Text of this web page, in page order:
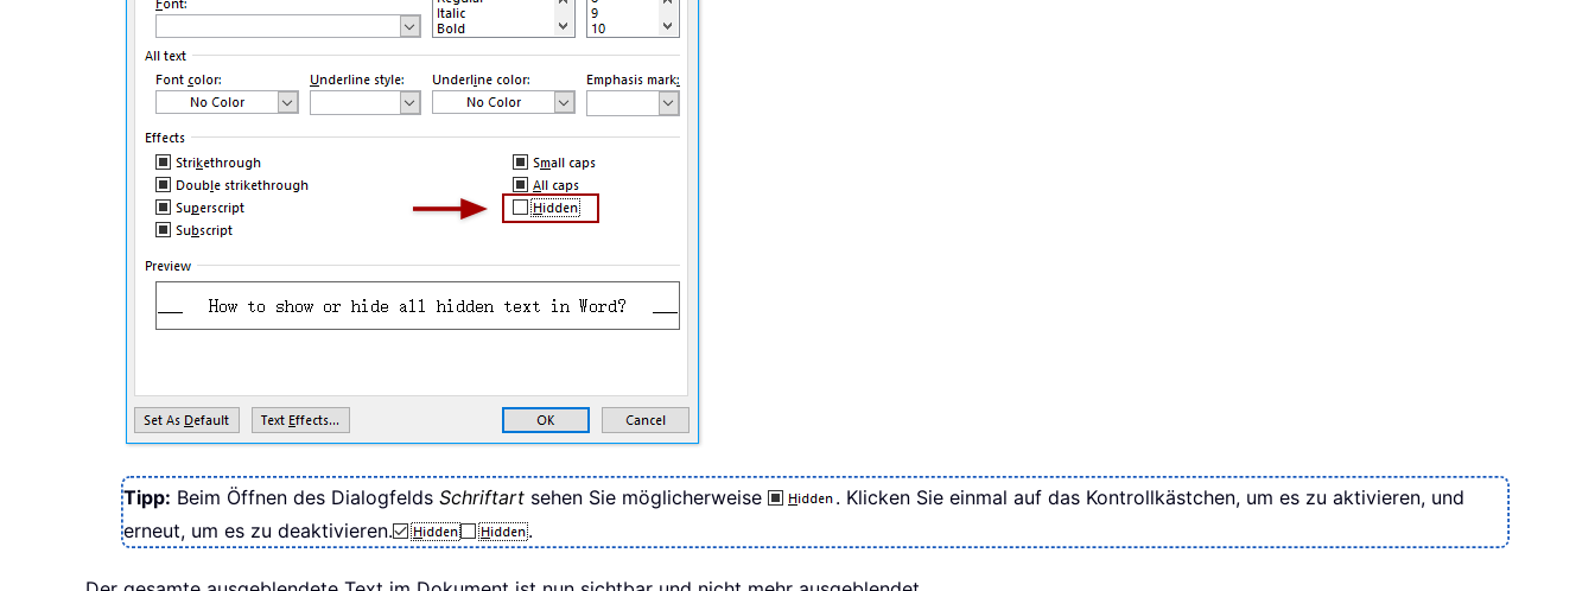
Tipp: Beim Öffnen des Dialogfelds Schriftartsehen Sie möglicherweise
. Klicken Sie einmal auf das Kontrollkästchen, um es zu aktivieren, und
erneut, um es zu deaktivieren.
.